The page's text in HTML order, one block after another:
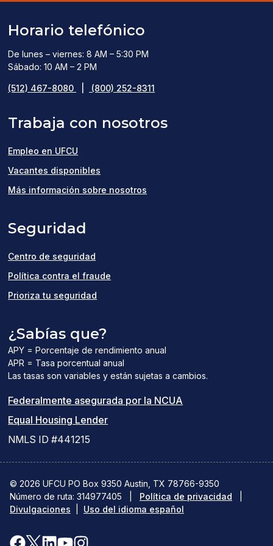
Horario telefónico
De lunes – viernes: 8 AM – 5:30 PM
Sábado: 10 AM – 2 PM
(512) 467-8080 (800) 252-8311
Trabaja con nosotros
Empleo en UFCU
Vacantes disponibles
in
Más información sobre nosotros
Seguridad
Centro de seguridad
Política contra el fraude
Prioriza tu seguridad
¿Sabías que?
APY = Porcentaje de rendimiento anual
APR = Tasa porcentual anual
Las tasas son variables y están sujetas a cambios.
Federalmente asegurada por la NCUA
abre
una
nueva
Equal Housing Lender(el
una
nueva
ventana)
NMLS ID #441215
© 2026 UFCU PO Box 9350 Austin, TX 78766-9350
Número de ruta: 314977405
Política de privacidad
Divulgaciones
Uso del idioma español
Facebook
X(se LinkedIn
YouTubeInstagram